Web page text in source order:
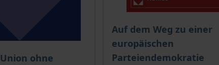
ohne
Titels richtet sich nach der gewählten
Auf dem Weg zu einer
europäischen
Parteiendemokratie
Der Preis dieses Titels